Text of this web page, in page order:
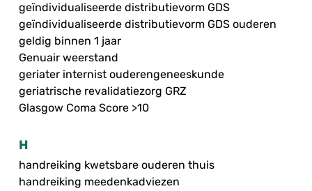
geïndividualiseerde distributievorm GDS
geïndividualiseerde distributievorm GDS ouderen
geldig binnen 1 jaar
Genuair weerstand
geriater internist ouderengeneeskunde
geriatrische revalidatiezorg GRZ
Glasgow Coma Score >10
H
handreiking kwetsbare ouderen thuis
handreiking meedenkadviezen